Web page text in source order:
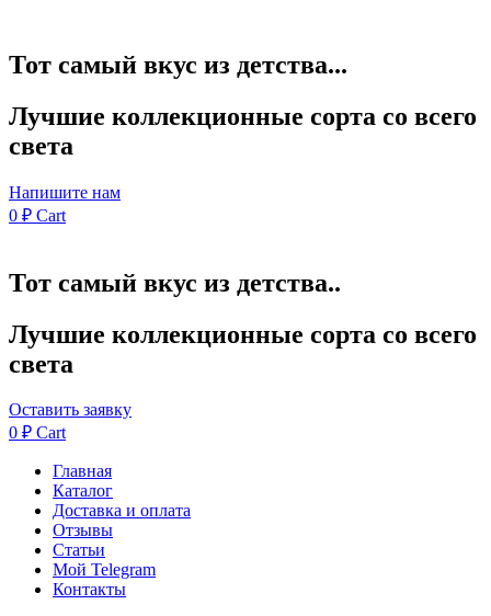
Тот самый вкус из детства...
Лучшие коллекционные сорта со всего
света
Напишите нам
0 ₽ Cart
Тот самый вкус из детства..
Лучшие коллекционные сорта со всего
света
Оставить заявку
0 ₽ Cart
Главная
Каталог
Доставка и оплата
Отзывы
Статьи
Мой Telegram
Контакты